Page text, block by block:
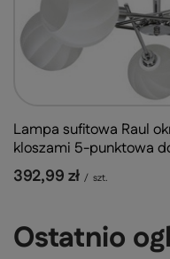
Lampa sufitowa Raul
kloszami 5-punktowa
392,99 zł / szt.
Ostatnio